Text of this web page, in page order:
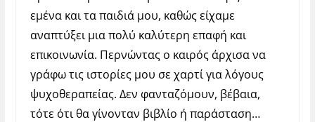
εμένα και τα παιδιά μου, καθώς είχαμε
αναπτύξει μια πολύ καλύτερη επαφή και
επικοινωνία. Περνώντας ο καιρός άρχισα να
γράφω τις ιστορίες μου σε χαρτί για λόγους
ψυχοθεραπείας. Δεν φανταζόμουν, βέβαια,
τότε ότι θα γίνονταν βιβλίο ή παράσταση…